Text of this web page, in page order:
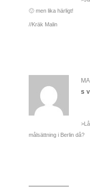
🙂 men lika härligt!
//Kräk Malin
målsättning i Berlin då?